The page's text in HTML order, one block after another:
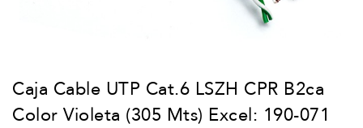
Caja Cable UTP Cat.6 LSZH CPR B2ca
Color Violeta (305 Mts) Excel: 190-071